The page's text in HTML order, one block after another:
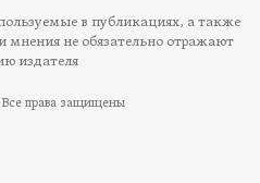
в публикациях, а также
мнения не обязательно отражают
издателя
Все права защищены